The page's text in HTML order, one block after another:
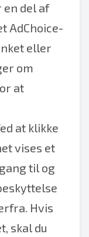
del af
AdChoice-
eller
om
at
at klikke
vises et
til og
Hvis
skal du